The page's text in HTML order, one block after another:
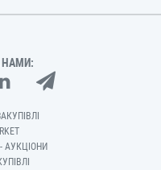
НАМИ:
- АУКЦІОНИ